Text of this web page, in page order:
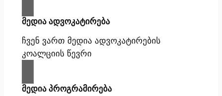
მედია ადვოკატირება
ჩვენ ვართ მედია ადვოკატირების
კოალციის წევრი
მედია პროგრამირება